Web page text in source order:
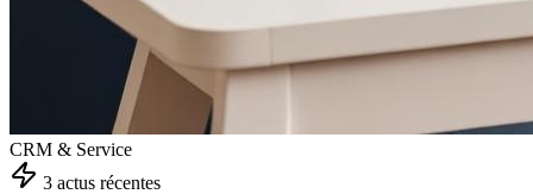
CRM & Service
3 actus récentes